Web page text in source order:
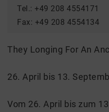
Tel.: +49 208 4554171
Fax: +49 208 4554134
They Longing For An
26. April bis 13.
Vom 26. April bis zum